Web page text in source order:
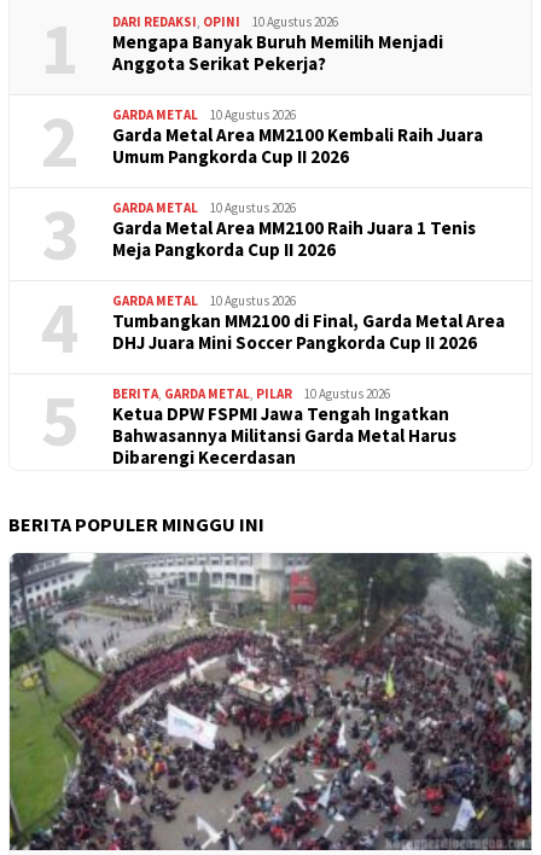
1 DARI REDAKSI OPINI 10 Agustus 2026
Mengapa Banyak Buruh Memilih Menjadi
Anggota Serikat Pekerja?
2 GARDA METAL 10 Agustus 2026
Garda Metal Area MM2100 Kembali Raih Juara
Umum Pangkorda Cup II 2026
3 GARDA METAL 10 Agustus 2026
Garda Metal Area MM2100 Raih Juara 1 Tenis
Meja Pangkorda Cup II 2026
4 GARDA METAL 10 Agustus 2026
Tumbangkan MM2100 di Final, Garda Metal Area
DHJ Juara Mini Soccer Pangkorda Cup II 2026
5 BERITA GARDA METAL PILAR 10 Agustus 2026
Ketua DPW FSPMI Jawa Tengah Ingatkan
Bahwasannya Militansi Garda Metal Harus
Dibarengi Kecerdasan
BERITA POPULER MINGGU INI